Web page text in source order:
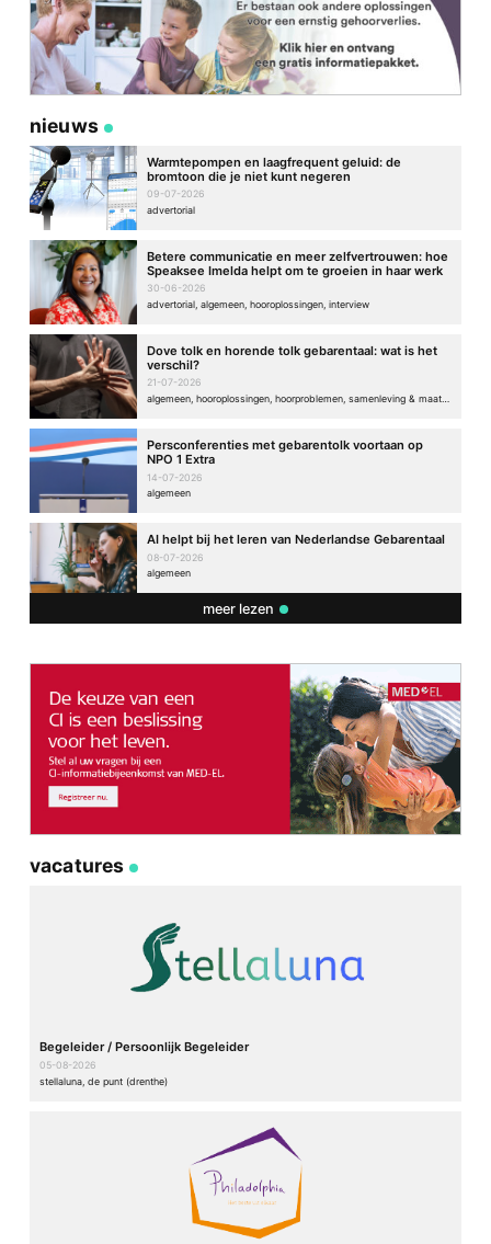
nieuws
Warmtepompen en laagfrequent geluid: de
bromtoon die je niet kunt negeren
09-07-2026
advertorial
Betere communicatie en meer zelfvertrouwen: hoe
Speaksee Imelda helpt om te groeien in haar werk
30-06-2026
advertorial, algemeen, hooroplossingen, interview
Dove tolk en horende tolk gebarentaal: wat is het
verschil?
21-07-2026
Persconferenties met gebarentolk voortaan op
NPO 1 Extra
14-07-2026
algemeen
AI helpt bij het leren van Nederlandse Gebarentaal
08-07-2026
algemeen
meer lezen
vacatures
Begeleider / Persoonlijk Begeleider
05-08-2026
stellaluna, de punt (drenthe)